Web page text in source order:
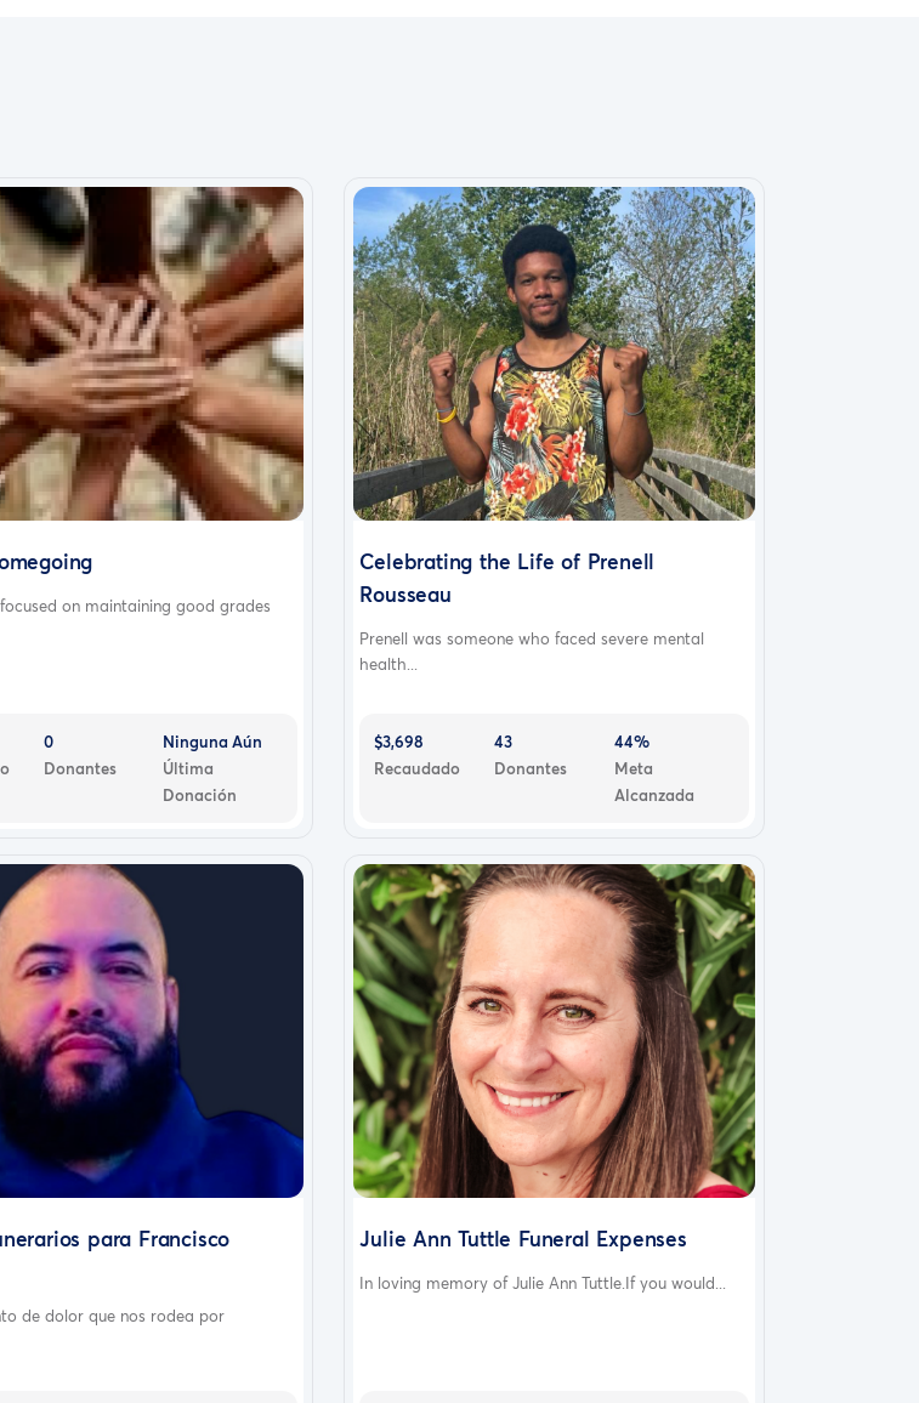
on maintaining good grades
0
Donantes
Ninguna Aún
Última
Donación
Celebrating the Life of Prenell
Rousseau
Prenell was someone who faced severe mental
health...
$3,698
Recaudado
43
Donantes
44%
Meta
Alcanzada
para Francisco
de dolor que nos rodea por
Julie Ann Tuttle Funeral Expenses
In loving memory of Julie Ann Tuttle.If you would...